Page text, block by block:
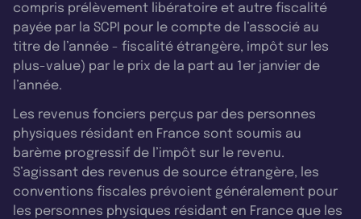
compris prélèvement libératoire et autre fiscalité
payée par la SCPI pour le compte de l’associé au
titre de l’année - fiscalité étrangère, impôt sur les
plus-value) par le prix de la part au 1er janvier de
l’année.
Les revenus fonciers perçus par des personnes
physiques résidant en France sont soumis au
barème progressif de l’impôt sur le revenu.
S’agissant des revenus de source étrangère, les
conventions fiscales prévoient généralement pour
les personnes physiques résidant en France que les